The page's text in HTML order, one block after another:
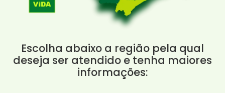
Escolha abaixo a região pela qual
deseja ser atendido e tenha maiores
informações: